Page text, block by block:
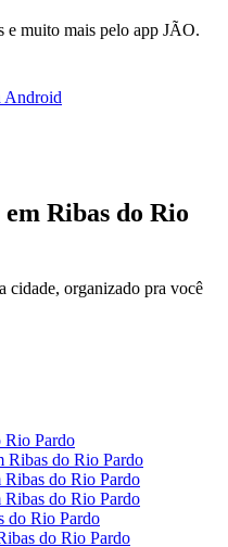
e muito mais pelo app JÃO.
Android
em Ribas do Rio
cidade, organizado pra você
Rio Pardo
Ribas do Rio Pardo
Ribas do Rio Pardo
Ribas do Rio Pardo
do Rio Pardo
do Rio Pardo